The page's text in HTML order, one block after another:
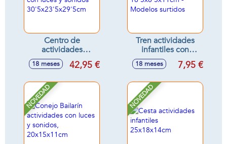
Centro de
actividades
infantiles con luces
y sonidos
18 meses 42,95 €
Tren actividades
infantiles con
sonidos
16'5x8'5x11cm -
18 meses 7,95 €
NOVEDAD NOVEDAD